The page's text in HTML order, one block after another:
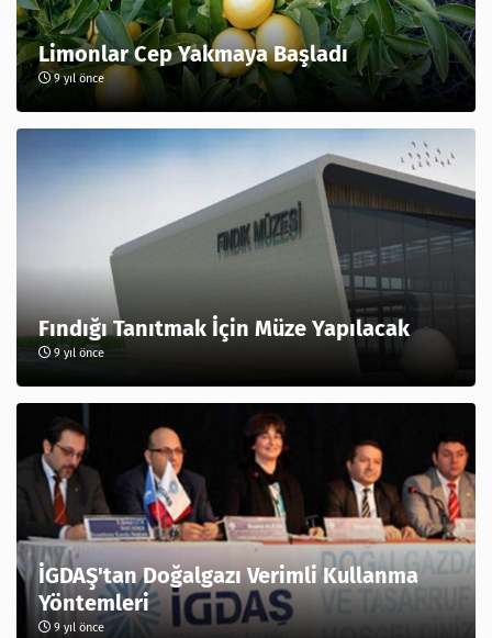
Limonlar Cep Yakmaya Başladı
9 yıl önce
Fındığı Tanıtmak İçin Müze Yapılacak
9 yıl önce
İGDAŞ'tan Doğalgazı Verimli Kullanma
Yöntemleri
9 yıl önce